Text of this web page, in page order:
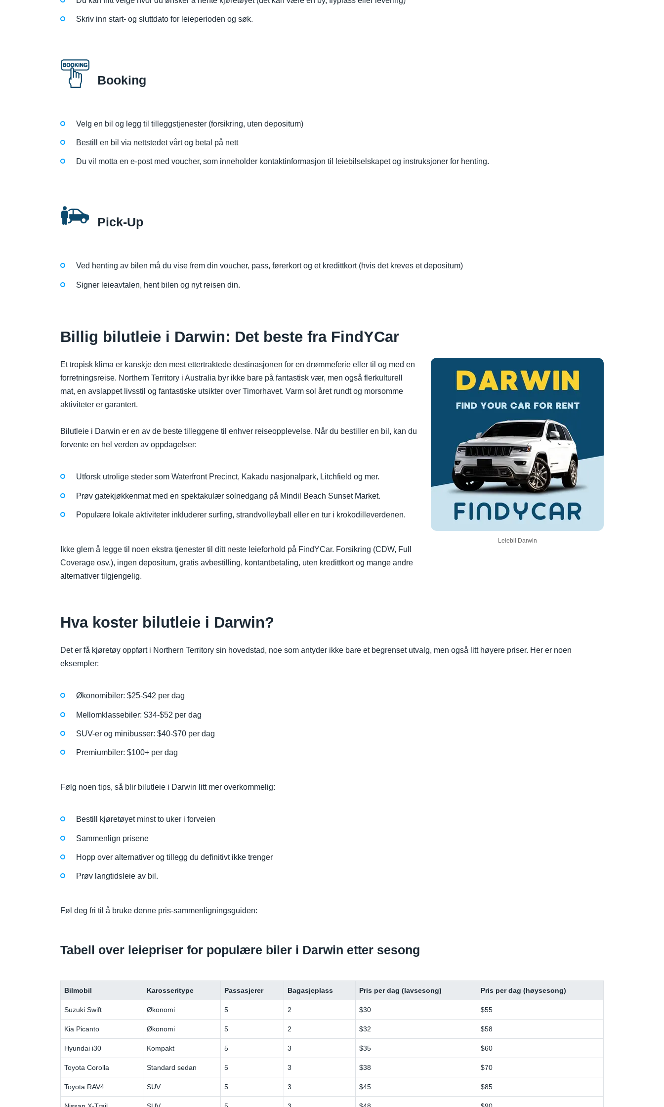
Skriv inn start- og sluttdato for leieperioden og søk.
Booking
Velg en bil og legg til tilleggstjenester (forsikring, uten depositum)
Bestill en bil via nettstedet vårt og betal på nett
Du vil motta en e-post med voucher, som inneholder kontaktinformasjon til leiebilselskapet og instruksjoner for henting.
Pick-Up
Ved henting av bilen må du vise frem din voucher, pass, førerkort og et kredittkort (hvis det kreves et depositum)
Signer leieavtalen, hent bilen og nyt reisen din.
Billig bilutleie i Darwin: Det beste fra FindYCar
Leiebil Darwin
Et tropisk klima er kanskje den mest ettertraktede destinasjonen for en drømmeferie eller til og med en
forretningsreise. Northern Territory i Australia byr ikke bare på fantastisk vær, men også flerkulturell
mat, en avslappet livsstil og fantastiske utsikter over Timorhavet. Varm sol året rundt og morsomme
aktiviteter er garantert.
Bilutleie i Darwin er en av de beste tilleggene til enhver reiseopplevelse. Når du bestiller en bil, kan du
forvente en hel verden av oppdagelser:
Utforsk utrolige steder som Waterfront Precinct, Kakadu nasjonalpark, Litchfield og mer.
Prøv gatekjøkkenmat med en spektakulær solnedgang på Mindil Beach Sunset Market.
Populære lokale aktiviteter inkluderer surfing, strandvolleyball eller en tur i krokodilleverdenen.
Ikke glem å legge til noen ekstra tjenester til ditt neste leieforhold på FindYCar. Forsikring (CDW, Full
Coverage osv.), ingen depositum, gratis avbestilling, kontantbetaling, uten kredittkort og mange andre
alternativer tilgjengelig.
Hva koster bilutleie i Darwin?
Det er få kjøretøy oppført i Northern Territory sin hovedstad, noe som antyder ikke bare et begrenset utvalg, men også litt høyere priser. Her er noen
eksempler:
Økonomibiler: $25-$42 per dag
Mellomklassebiler: $34-$52 per dag
SUV-er og minibusser: $40-$70 per dag
Premiumbiler: $100+ per dag
Følg noen tips, så blir bilutleie i Darwin litt mer overkommelig:
Bestill kjøretøyet minst to uker i forveien
Sammenlign prisene
Hopp over alternativer og tillegg du definitivt ikke trenger
Prøv langtidsleie av bil.
Føl deg fri til å bruke denne pris-sammenligningsguiden:
Tabell over leiepriser for populære biler i Darwin etter sesong
Bilmobil Karosseritype Passasjerer Bagasjeplass Pris per dag (lavsesong) Pris per dag (høysesong)
Suzuki Swift Økonomi 5 2 $30 $55
Kia Picanto Økonomi 5 2 $32 $58
Hyundai i30 Kompakt 5 3 $35 $60
Toyota Corolla Standard sedan 5 3 $38 $70
Toyota RAV4 SUV 5 3 $45 $85